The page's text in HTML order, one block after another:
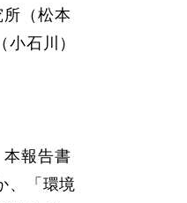
（松本
石川）
報告書
、「環境